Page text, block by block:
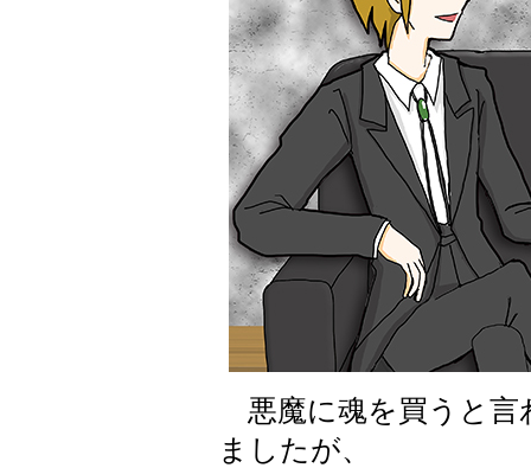
悪魔に魂を買うと言
ましたが、